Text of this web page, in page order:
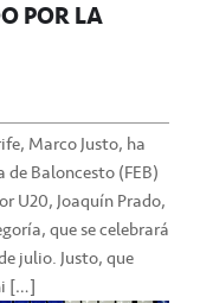
POR LA
Marco Justo, ha
Baloncesto (FEB)
U20, Joaquín Prado,
que se celebrará
julio. Justo, que
[…]